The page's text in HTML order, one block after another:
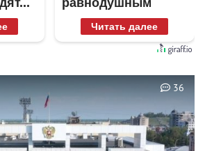
Читать далее
36